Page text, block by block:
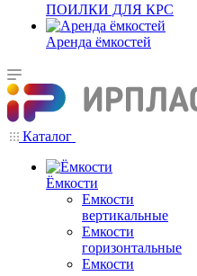
ПОИЛКИ ДЛЯ КРС
Аренда ёмкостей
Каталог
Ёмкости
Емкости
вертикальные
Емкости
горизонтальные
Емкости